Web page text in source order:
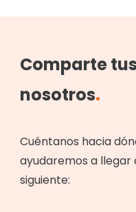
Comparte
nosotros.
Cuéntanos hacia
ayudaremos a llegar
siguiente: